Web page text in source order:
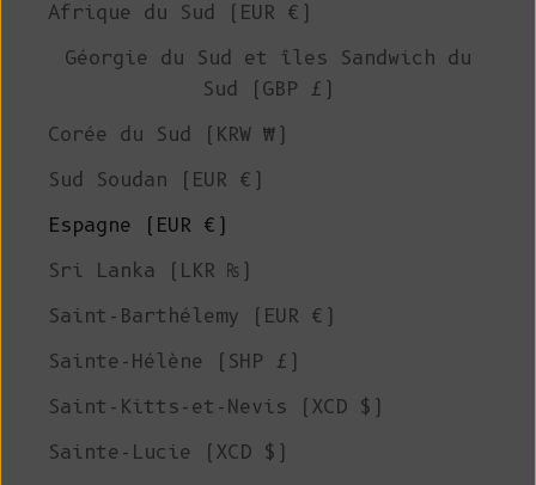
Afrique du Sud (EUR €)
Géorgie du Sud et îles Sandwich du
Sud (GBP £)
Corée du Sud (KRW ₩)
Sud Soudan (EUR €)
Espagne (EUR €)
Sri Lanka (LKR ₨)
Saint-Barthélemy (EUR €)
Sainte-Hélène (SHP £)
Saint-Kitts-et-Nevis (XCD $)
Sainte-Lucie (XCD $)